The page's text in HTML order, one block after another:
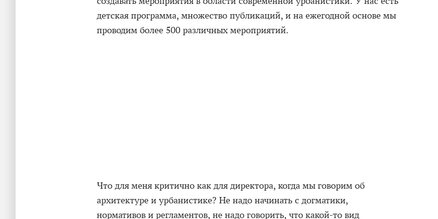
детская программа, множество публикаций, и на ежегодной основе мы
проводим более 500 различных мероприятий.
Что для меня критично как для директора, когда мы говорим об
архитектуре и урбанистике? Не надо начинать с догматики,
нормативов и регламентов, не надо говорить, что какой-то вид